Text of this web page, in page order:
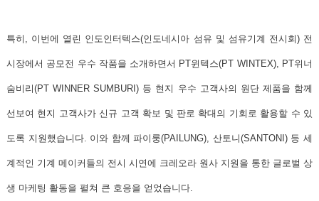
특히, 이번에 열린 인도인터텍스(인도네시아 섬유 및 섬유기계 전시회)전
시장에서 공모전 우수 작품을 소개하면서 PT윈텍스(PT WINTEX), PT위너
숨비리(PT WINNER SUMBURI) 등 현지 우수 고객사의 원단 제품을 함께
선보여 현지 고객사가 신규 고객 확보 및 판로 확대의 기회로 활용할 수 있
도록 지원했습니다. 이와 함께 파이룽(PAILUNG), 산토니(SANTONI) 등 세
계적인 기계 메이커들의 전시 시연에 크레오라 원사 지원을 통한 글로벌 상
생 마케팅 활동을 펼쳐 큰 호응을 얻었습니다.